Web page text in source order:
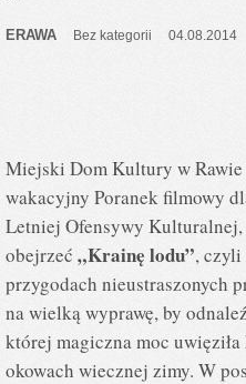
ERAWA Bez kategorii 04.08.2014
Miejski Dom Kultury w
wakacyjny Poranek filmowy
Letniej Ofensywy Kulturalnej,
obejrzeć „Krainę lodu”, czyli
przygodach nieustraszonych
na wielką wyprawę, by
której magiczna moc
okowach wiecznej zimy. W